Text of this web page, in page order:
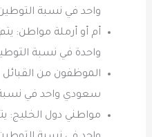
واحد في نسبة
أم أو أرملة مواطن:
واحدة في نسبة
الموظفون من
سعودي واحد في
مواطني دول